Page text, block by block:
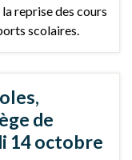
reprise des cours
scolaires.
de
14 octobre